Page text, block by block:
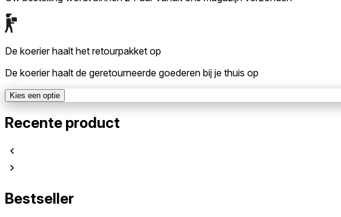
De koerier haalt het retourpakket op
De koerier haalt de geretourneerde goederen bij je thuis op
Kies een optie
Recente product
Bestseller